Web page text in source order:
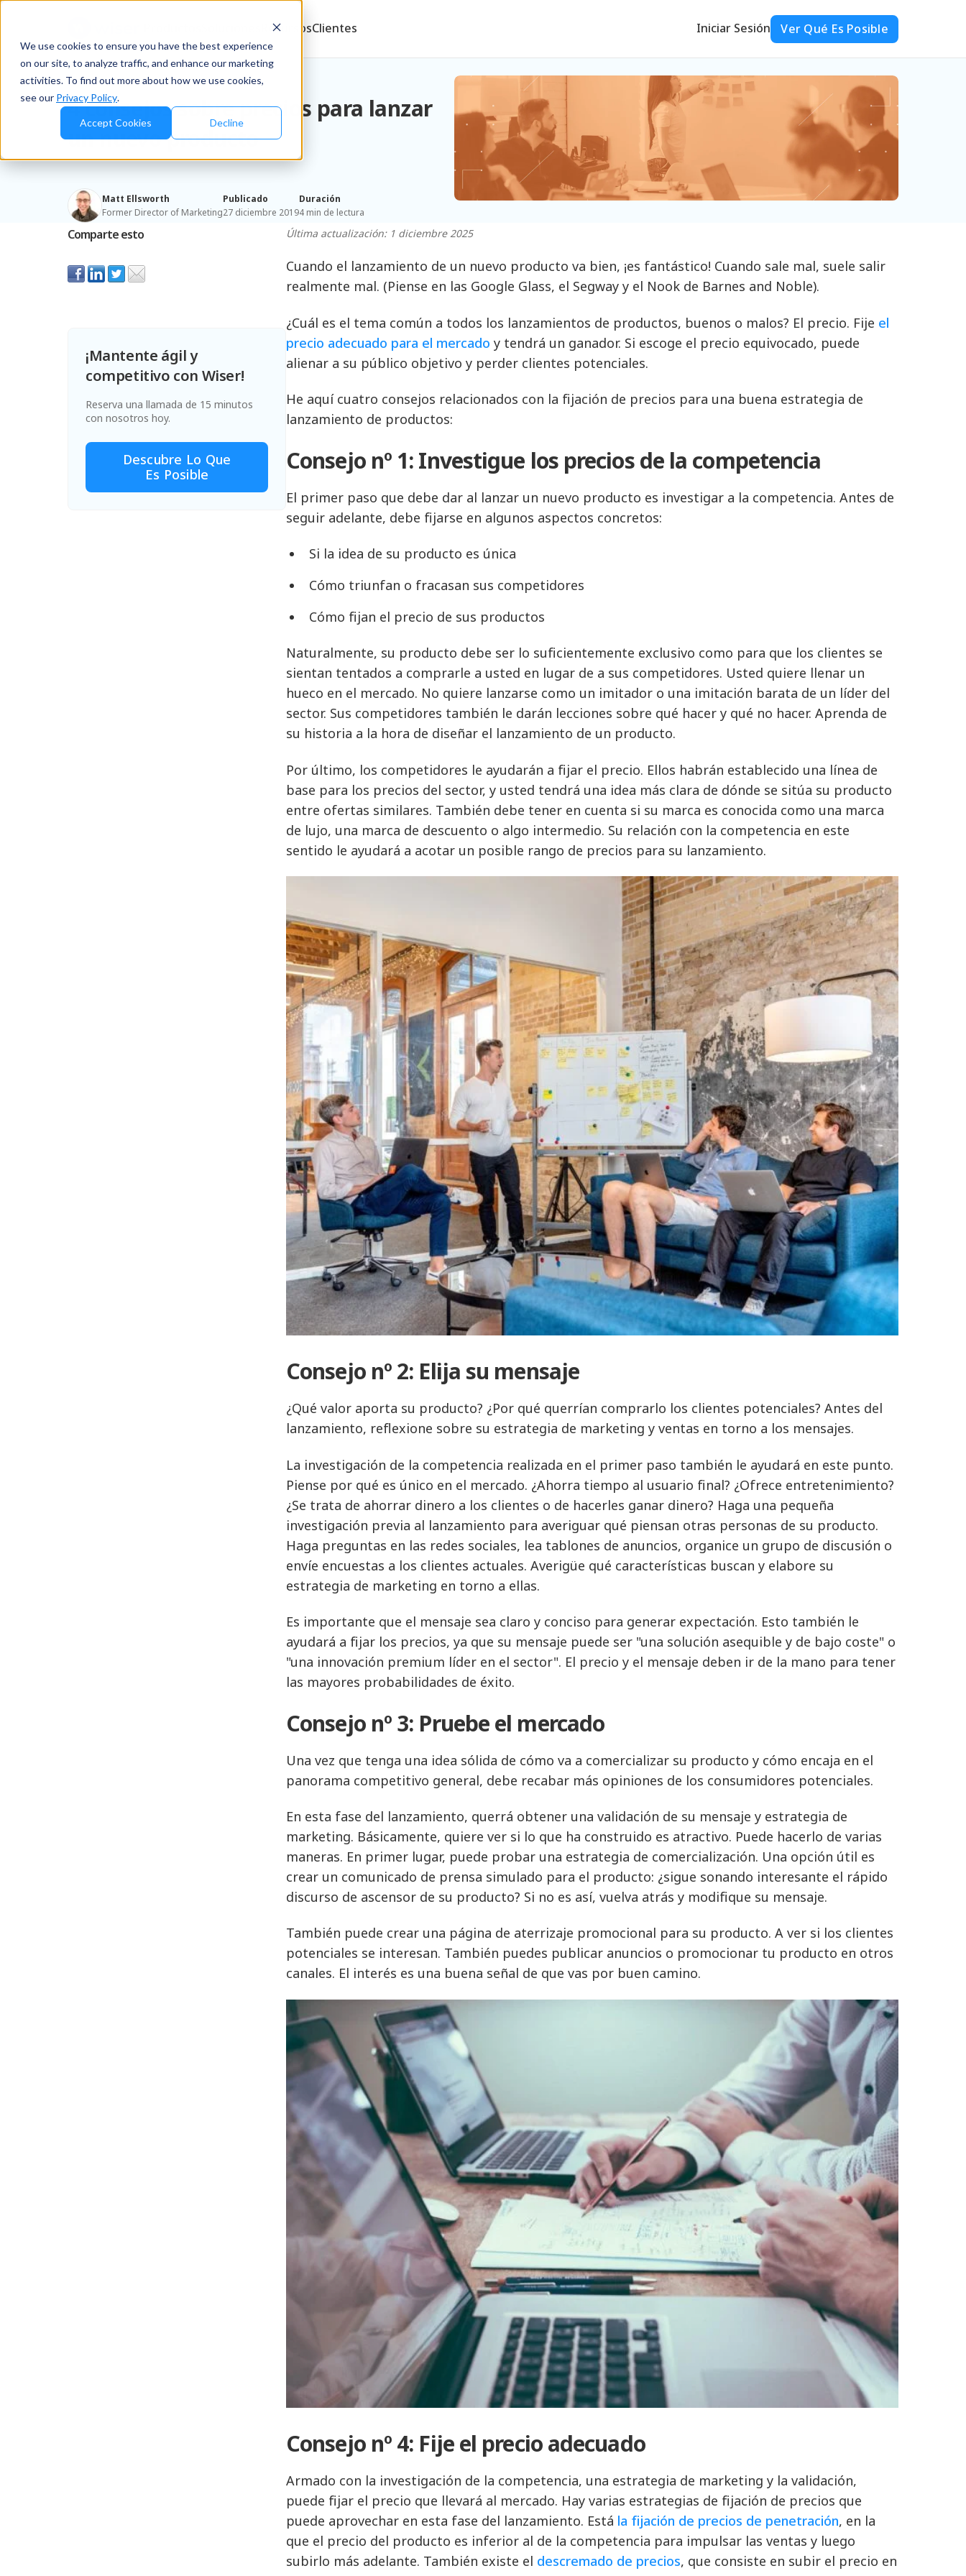
We use cookies to ensure you have the best experience
on our site, to analyze traffic, and enhance our marketing
activities. To find out more about how we use cookies,
see our Privacy Policy.
Accept Cookies Decline
RecursosClientes Iniciar Sesión Ver Qué Es Posible
Blog/Retailers & D2C
4 consejos sobre precios para lanzar
un nuevo producto
Matt Ellsworth
Former Director of Marketing
Publicado
27 diciembre 2019
Duración
4 min de lectura
Comparte esto
¡Mantente ágil y
competitivo con Wiser!
Reserva una llamada de 15 minutos
con nosotros hoy.
Descubre Lo Que
Es Posible
Última actualización: 1 diciembre 2025
Cuando el lanzamiento de un nuevo producto va bien, ¡es fantástico! Cuando sale mal, suele salir
realmente mal. (Piense en las Google Glass, el Segway y el Nook de Barnes and Noble).
¿Cuál es el tema común a todos los lanzamientos de productos, buenos o malos? El precio. Fije el
precio adecuado para el mercado y tendrá un ganador. Si escoge el precio equivocado, puede
alienar a su público objetivo y perder clientes potenciales.
He aquí cuatro consejos relacionados con la fijación de precios para una buena estrategia de
lanzamiento de productos:
Consejo nº 1: Investigue los precios de la competencia
El primer paso que debe dar al lanzar un nuevo producto es investigar a la competencia. Antes de
seguir adelante, debe fijarse en algunos aspectos concretos:
Si la idea de su producto es única
Cómo triunfan o fracasan sus competidores
Cómo fijan el precio de sus productos
Naturalmente, su producto debe ser lo suficientemente exclusivo como para que los clientes se
sientan tentados a comprarle a usted en lugar de a sus competidores. Usted quiere llenar un
hueco en el mercado. No quiere lanzarse como un imitador o una imitación barata de un líder del
sector. Sus competidores también le darán lecciones sobre qué hacer y qué no hacer. Aprenda de
su historia a la hora de diseñar el lanzamiento de un producto.
Por último, los competidores le ayudarán a fijar el precio. Ellos habrán establecido una línea de
base para los precios del sector, y usted tendrá una idea más clara de dónde se sitúa su producto
entre ofertas similares. También debe tener en cuenta si su marca es conocida como una marca
de lujo, una marca de descuento o algo intermedio. Su relación con la competencia en este
sentido le ayudará a acotar un posible rango de precios para su lanzamiento.
Consejo nº 2: Elija su mensaje
¿Qué valor aporta su producto? ¿Por qué querrían comprarlo los clientes potenciales? Antes del
lanzamiento, reflexione sobre su estrategia de marketing y ventas en torno a los mensajes.
La investigación de la competencia realizada en el primer paso también le ayudará en este punto.
Piense por qué es único en el mercado. ¿Ahorra tiempo al usuario final? ¿Ofrece entretenimiento?
¿Se trata de ahorrar dinero a los clientes o de hacerles ganar dinero? Haga una pequeña
investigación previa al lanzamiento para averiguar qué piensan otras personas de su producto.
Haga preguntas en las redes sociales, lea tablones de anuncios, organice un grupo de discusión o
envíe encuestas a los clientes actuales. Averigüe qué características buscan y elabore su
estrategia de marketing en torno a ellas.
Es importante que el mensaje sea claro y conciso para generar expectación. Esto también le
ayudará a fijar los precios, ya que su mensaje puede ser "una solución asequible y de bajo coste" o
"una innovación premium líder en el sector". El precio y el mensaje deben ir de la mano para tener
las mayores probabilidades de éxito.
Consejo nº 3: Pruebe el mercado
Una vez que tenga una idea sólida de cómo va a comercializar su producto y cómo encaja en el
panorama competitivo general, debe recabar más opiniones de los consumidores potenciales.
En esta fase del lanzamiento, querrá obtener una validación de su mensaje y estrategia de
marketing. Básicamente, quiere ver si lo que ha construido es atractivo. Puede hacerlo de varias
maneras. En primer lugar, puede probar una estrategia de comercialización. Una opción útil es
crear un comunicado de prensa simulado para el producto: ¿sigue sonando interesante el rápido
discurso de ascensor de su producto? Si no es así, vuelva atrás y modifique su mensaje.
También puede crear una página de aterrizaje promocional para su producto. A ver si los clientes
potenciales se interesan. También puedes publicar anuncios o promocionar tu producto en otros
canales. El interés es una buena señal de que vas por buen camino.
Consejo nº 4: Fije el precio adecuado
Armado con la investigación de la competencia, una estrategia de marketing y la validación,
puede fijar el precio que llevará al mercado. Hay varias estrategias de fijación de precios que
puede aprovechar en esta fase del lanzamiento. Está la fijación de precios de penetración, en la
que el precio del producto es inferior al de la competencia para impulsar las ventas y luego
subirlo más adelante. También existe el descremado de precios, que consiste en subir el precio en